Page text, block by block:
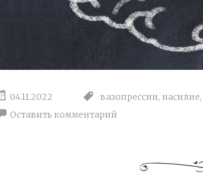
04.11.2022 вазопрессин, насилие,
Оставить комментарий